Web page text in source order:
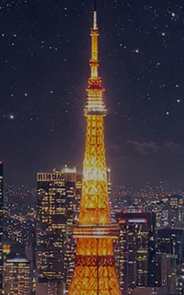
記事カテゴリー